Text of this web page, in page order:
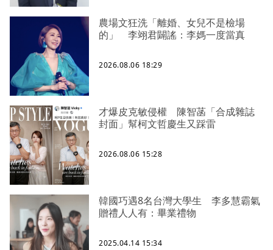
農場文狂洗「離婚、女兒不是檢場
的」 李翊君闢謠：李媽一度當真
2026.08.06 18:29
才爆皮克敏侵權 陳智菡「合成雜誌
封面」幫柯文哲慶生又踩雷
2026.08.06 15:28
韓國巧遇8名台灣大學生 李多慧霸氣
贈禮人人有：畢業禮物
2025.04.14 15:34